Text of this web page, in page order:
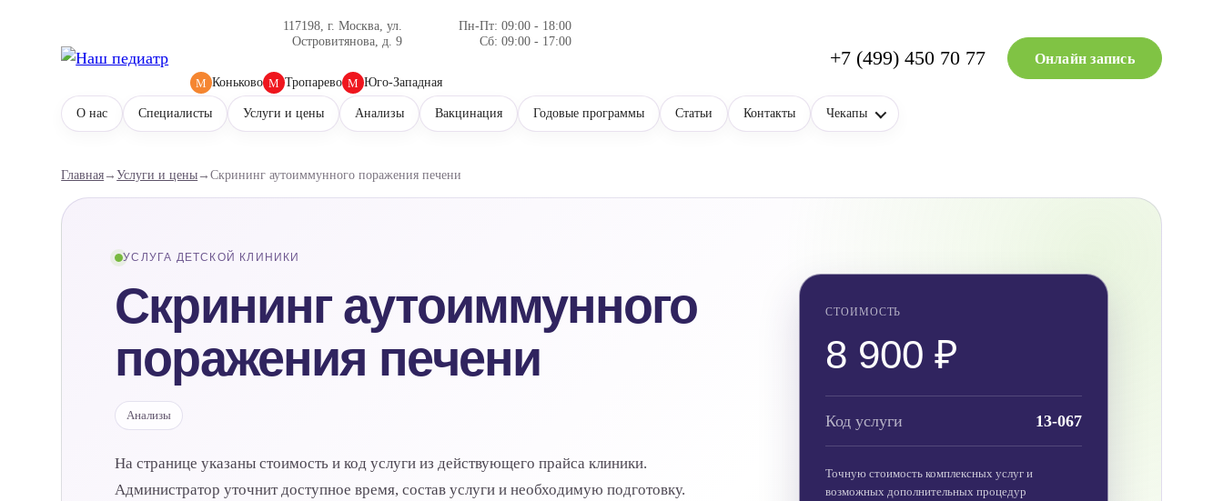
117198, г. Москва, ул.
Островитянова, д. 9
Пн-Пт: 09:00 - 18:00
Сб: 09:00 - 17:00
М Коньково М Тропарево М Юго-Западная
+7 (499) 450 70 77 Онлайн запись
О нас Специалисты Услуги и цены Анализы Вакцинация Годовые программы Статьи Контакты Чекапы
Главная →Услуги и цены →Скрининг аутоиммунного поражения печени
УСЛУГА ДЕТСКОЙ КЛИНИКИ
Скрининг аутоиммунного
поражения печени
Анализы
На странице указаны стоимость и код услуги из действующего прайса клиники.
Администратор уточнит доступное время, состав услуги и необходимую подготовку.
СТОИМОСТЬ
8 900 ₽
Код услуги 13-067
Точную стоимость комплексных услуг и
возможных дополнительных процедур